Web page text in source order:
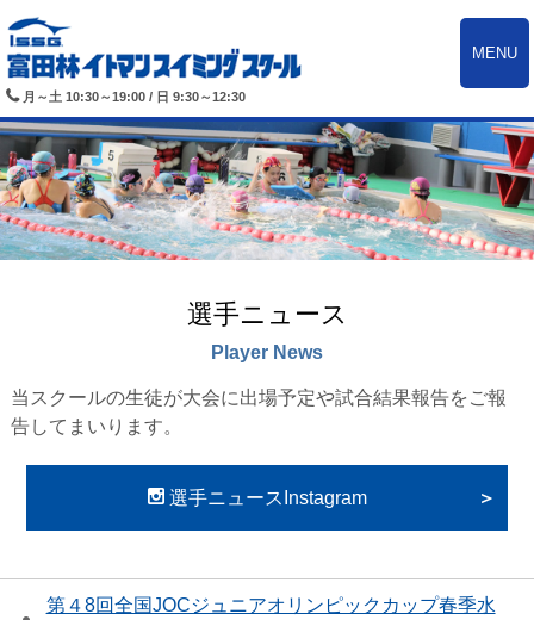
月～土 10:30～19:00 / 日 9:30～12:30
MENU
選手ニュース
Player News
当スクールの生徒が大会に出場予定や試合結果報告をご報
告してまいります。
選手ニュースInstagram
第４8回全国JOCジュニアオリンピックカップ春季水